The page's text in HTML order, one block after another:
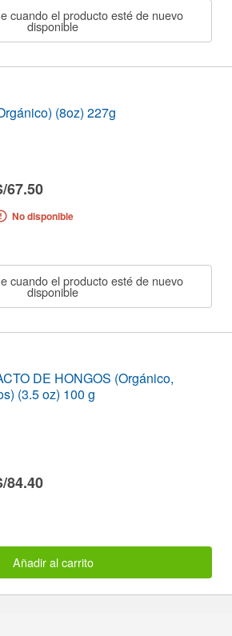
cuando el producto esté de nuevo
disponible
(8oz) 227g
67.50
No disponible
cuando el producto esté de nuevo
disponible
DE HONGOS (Orgánico,
(3.5 oz) 100 g
84.40
Añadir al carrito